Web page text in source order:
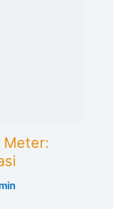
Meter: